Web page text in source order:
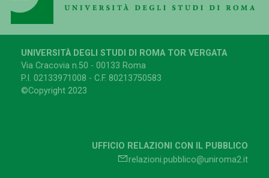
UNIVERSITÀ DEGLI STUDI DI ROMA TOR VERGATA
Via Cracovia n.50 - 00133 Roma
P.I. 02133971008 - C.F. 80213750583
©Copyright 2023
UFFICIO RELAZIONI CON IL PUBBLICO
relazioni.pubblico@uniroma2.it